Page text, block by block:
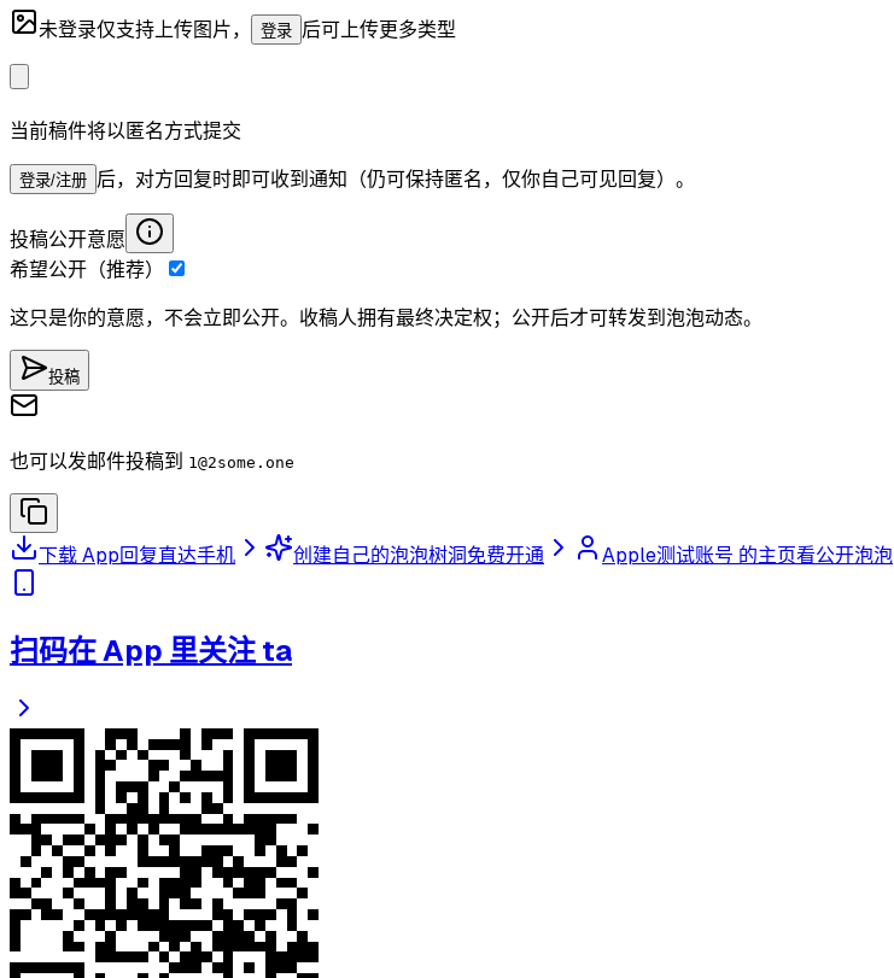
未登录仅支持上传图片， 登录 后可上传更多类型
当前稿件将以匿名方式提交
登录/注册 后，对方回复时即可收到通知（仍可保持匿名，仅你自己可见回复）。
投稿公开意愿
希望公开（推荐）
这只是你的意愿，不会立即公开。收稿人拥有最终决定权；公开后才可转发到泡泡动态。
投稿
也可以发邮件投稿到 1 @2some.one
下载 App回复直达手机 创建自己的泡泡树洞免费开通 Apple测试账号 的主页看公开泡泡
扫码在 App 里关注 ta